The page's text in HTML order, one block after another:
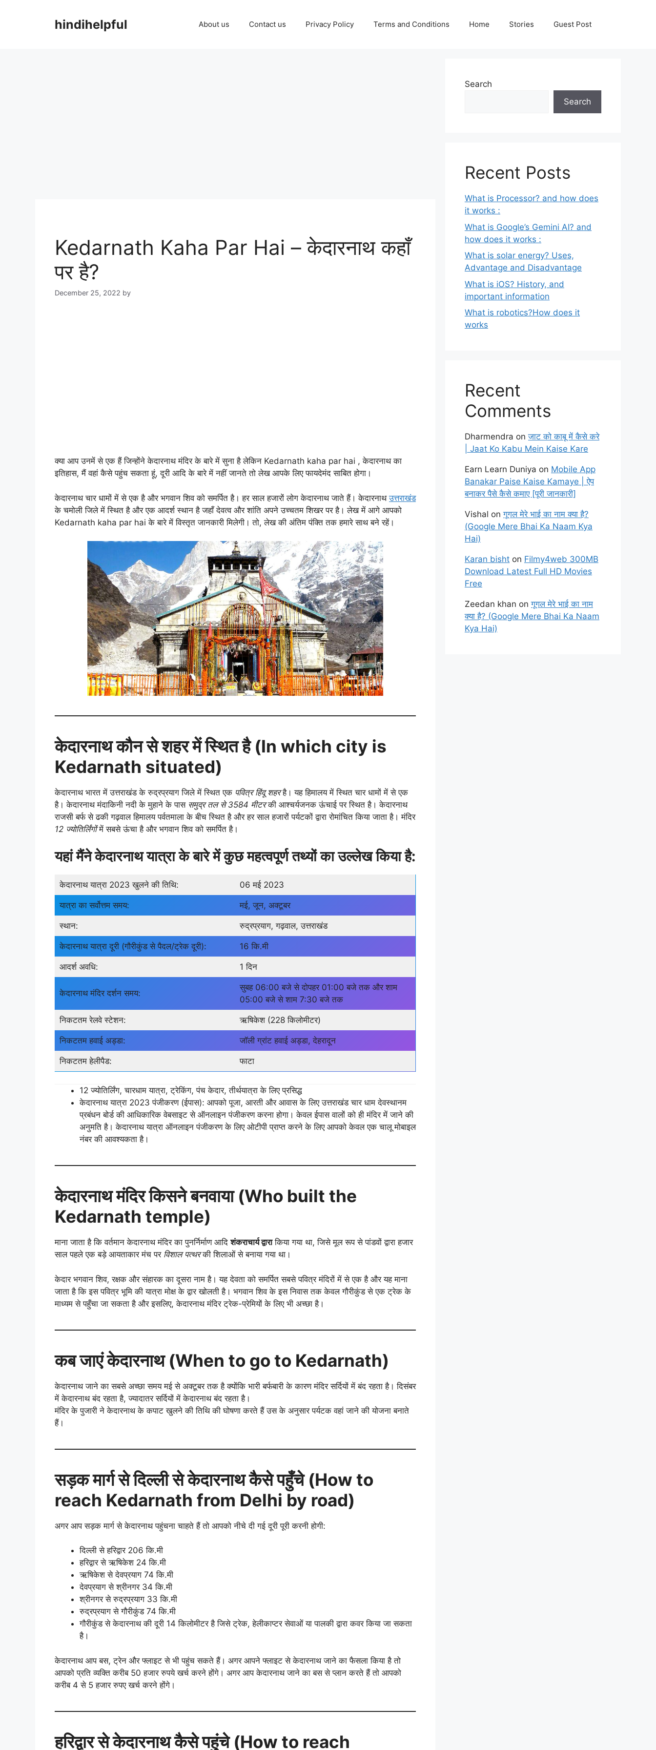
hindihelpful About us Contact us Privacy Policy Terms and Conditions Home Stories Guest Post
Kedarnath Kaha Par Hai – केदारनाथ कहाँ
पर है?
December 25, 2022 by
क्या आप उनमें से एक हैं जिन्होंने केदारनाथ मंदिर के बारे में सुना है लेकिन Kedarnath kaha par hai , केदारनाथ का
इतिहास, मैं वहां कैसे पहुंच सकता हूं, दूरी आदि के बारे में नहीं जानते तो लेख आपके लिए फायदेमंद साबित होगा।
केदारनाथ चार धामों में से एक है और भगवान शिव को समर्पित है। हर साल हजारों लोग केदारनाथ जाते हैं। केदारनाथउत्तराखंड
के चमोली जिले में स्थित है और एक आदर्श स्थान है जहाँ देवत्व और शांति अपने उच्चतम शिखर पर है। लेख में आगे आपको
Kedarnath kaha par hai के बारे में विस्तृत जानकारी मिलेगी। तो, लेख की अंतिम पंक्ति तक हमारे साथ बने रहें।
केदारनाथ कौन से शहर में स्थित है (In which city is
Kedarnath situated)
केदारनाथ भारत में उत्तराखंड के रुद्रप्रयाग जिले में स्थित एक पवित्र हिंदू शहरहै। यह हिमालय में स्थित चार धामों में से एक
है। केदारनाथ मंदाकिनी नदी के मुहाने के पास समुद्र तल से 3584 मीटरकी आश्चर्यजनक ऊंचाई पर स्थित है। केदारनाथ
राजसी बर्फ से ढकी गढ़वाल हिमालय पर्वतमाला के बीच स्थित है और हर साल हजारों पर्यटकों द्वारा रोमांचित किया जाता है। मंदिर
12 ज्योतिर्लिंगोंमें सबसे ऊंचा है और भगवान शिव को समर्पित है।
यहां मैंने केदारनाथ यात्रा के बारे में कुछ महत्वपूर्ण तथ्यों का उल्लेख किया है:
केदारनाथ यात्रा 2023 खुलने की तिथि: 06 मई 2023
यात्रा का सर्वोत्तम समय: मई, जून, अक्टूबर
स्थान: रुद्रप्रयाग, गढ़वाल, उत्तराखंड
केदारनाथ यात्रा दूरी (गौरीकुंड से पैदल/ट्रेक दूरी): 16 कि.मी
आदर्श अवधि: 1 दिन
केदारनाथ मंदिर दर्शन समय:
सुबह 06:00 बजे से दोपहर 01:00 बजे तक और शाम
05:00 बजे से शाम 7:30 बजे तक
निकटतम रेलवे स्टेशन: ऋषिकेश (228 किलोमीटर)
निकटतम हवाई अड्डा: जॉली ग्रांट हवाई अड्डा, देहरादून
निकटतम हेलीपैड: फाटा
12 ज्योतिर्लिंग, चारधाम यात्रा, ट्रेकिंग, पंच केदार, तीर्थयात्रा के लिए प्रसिद्ध
केदारनाथ यात्रा 2023 पंजीकरण (ईपास): आपको पूजा, आरती और आवास के लिए उत्तराखंड चार धाम देवस्थानम
प्रबंधन बोर्ड की आधिकारिक वेबसाइट से ऑनलाइन पंजीकरण करना होगा। केवल ईपास वालों को ही मंदिर में जाने की
अनुमति है। केदारनाथ यात्रा ऑनलाइन पंजीकरण के लिए ओटीपी प्राप्त करने के लिए आपको केवल एक चालू मोबाइल
नंबर की आवश्यकता है।
केदारनाथ मंदिर किसने बनवाया (Who built the
Kedarnath temple)
माना जाता है कि वर्तमान केदारनाथ मंदिर का पुनर्निर्माण आदिशंकराचार्य द्वाराकिया गया था, जिसे मूल रूप से पांडवों द्वारा हजार
साल पहले एक बड़े आयताकार मंच पर विशाल पत्थरकी शिलाओं से बनाया गया था।
केदार भगवान शिव, रक्षक और संहारक का दूसरा नाम है। यह देवता को समर्पित सबसे पवित्र मंदिरों में से एक है और यह माना
जाता है कि इस पवित्र भूमि की यात्रा मोक्ष के द्वार खोलती है। भगवान शिव के इस निवास तक केवल गौरीकुंड से एक ट्रेक के
माध्यम से पहुँचा जा सकता है और इसलिए, केदारनाथ मंदिर ट्रेक-प्रेमियों के लिए भी अच्छा है।
कब जाएं केदारनाथ (When to go to Kedarnath)
केदारनाथ जाने का सबसे अच्छा समय मई से अक्टूबर तक है क्योंकि भारी बर्फबारी के कारण मंदिर सर्दियों में बंद रहता है। दिसंबर
में केदारनाथ बंद रहता है, ज्यादातर सर्दियों में केदारनाथ बंद रहता है।
मंदिर के पुजारी ने केदारनाथ के कपाट खुलने की तिथि की घोषणा करते हैं उस के अनुसार पर्यटक वहां जाने की योजना बनाते
हैं।
सड़क मार्ग से दिल्ली से केदारनाथ कैसे पहुँचे (How to
reach Kedarnath from Delhi by road)
अगर आप सड़क मार्ग से केदारनाथ पहुंचना चाहते हैं तो आपको नीचे दी गई दूरी पूरी करनी होगी:
दिल्ली से हरिद्वार 206 कि.मी
हरिद्वार से ऋषिकेश 24 कि.मी
ऋषिकेश से देवप्रयाग 74 कि.मी
देवप्रयाग से श्रीनगर 34 कि.मी
श्रीनगर से रुद्रप्रयाग 33 कि.मी
रुद्रप्रयाग से गौरीकुंड 74 कि.मी
गौरीकुंड से केदारनाथ की दूरी 14 किलोमीटर है जिसे ट्रेक, हेलीकाप्टर सेवाओं या पालकी द्वारा कवर किया जा सकता
है।
केदारनाथ आप बस, ट्रेन और फ्लाइट से भी पहुंच सकते हैं। अगर आपने फ्लाइट से केदारनाथ जाने का फैसला किया है तो
आपको प्रति व्यक्ति करीब 50 हजार रुपये खर्च करने होंगे। अगर आप केदारनाथ जाने का बस से प्लान करते हैं तो आपको
करीब 4 से 5 हजार रुपए खर्च करने होंगे।
हरिद्वार से केदारनाथ कैसे पहुंचे (How to reach
Search
Search
Recent Posts
What is Processor? and how does
it works :
What is Google’s Gemini AI? and
how does it works :
What is solar energy? Uses,
Advantage and Disadvantage
What is iOS? History, and
important information
What is robotics?How does it
works
Recent
Comments
Dharmendra onजाट को काबू में कैसे करे
| Jaat Ko Kabu Mein Kaise Kare
Earn Learn Duniya on Mobile App
Banakar Paise Kaise Kamaye | ऐप
बनाकर पैसे कैसे कमाए [पूरी जानकारी]
Vishal onगूगल मेरे भाई का नाम क्या है?
(Google Mere Bhai Ka Naam Kya
Hai)
Karan bisht on Filmy4web 300MB
Download Latest Full HD Movies
Free
Zeedan khan onगूगल मेरे भाई का नाम
क्या है? (Google Mere Bhai Ka Naam
Kya Hai)